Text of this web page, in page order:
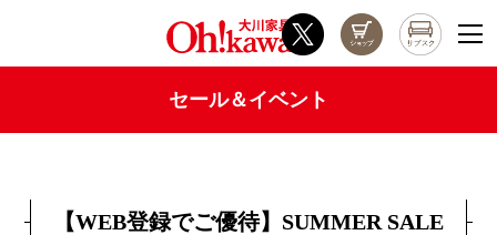
セール＆イベント
【WEB登録でご優待】SUMMER SALE